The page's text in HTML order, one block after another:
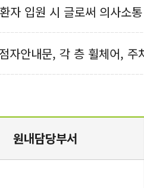
자 입원 시 글로써 의사소통
자안내문, 각 층 휠체어, 주
원내담당부서